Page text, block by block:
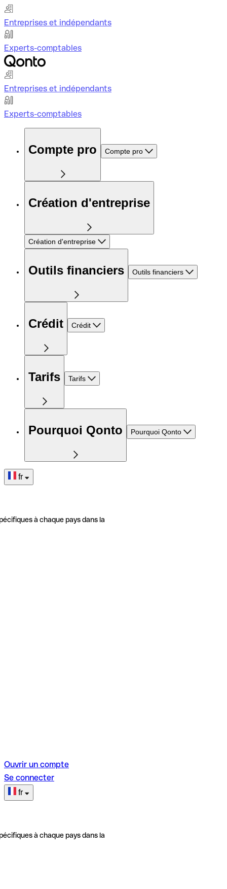
Entreprises et indépendants
Experts-comptables
Entreprises et indépendants
Experts-comptables
Compte pro Compte pro
Création d'entreprise
Création d'entreprise
Outils financiers Outils financiers
Crédit Crédit
Tarifs Tarifs
Pourquoi Qonto Pourquoi Qonto
fr
à chaque pays dans la
Ouvrir un compte
Se connecter
fr
à chaque pays dans la